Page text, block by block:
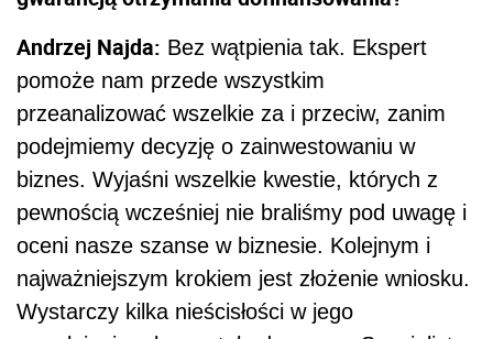
Wystarczy kilka nieścisłości w jego
wypełnieniu, aby został odrzucony. Specjalista
który na co dzień jest w temacie i wypełnił setki
podobnych dokumentów, wie jak to zrobić, aby
przekonać do zainwestowania pieniędzy w
konkretną działalność – w tym przypadku w
browar.
Redakcja: Dziękujemy za rozmowę.
POWIĄZANE